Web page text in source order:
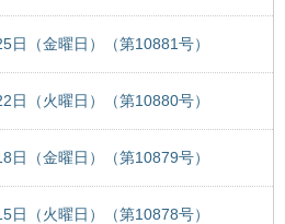
（金曜日）（第10881号）
（火曜日）（第10880号）
（金曜日）（第10879号）
（火曜日）（第10878号）